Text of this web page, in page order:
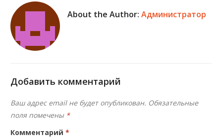
About the Author:Администратор
Добавить комментарий
Ваш адрес email не будет опубликован. Обязательные
поля помечены *
Комментарий*